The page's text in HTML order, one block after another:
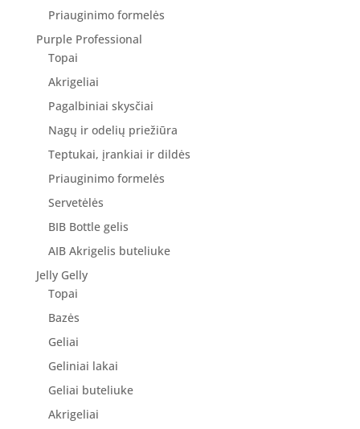
Priauginimo formelės
Purple Professional
Topai
Akrigeliai
Pagalbiniai skysčiai
Nagų ir odelių priežiūra
Teptukai, įrankiai ir dildės
Priauginimo formelės
Servetėlės
BIB Bottle gelis
AIB Akrigelis buteliuke
Jelly Gelly
Topai
Bazės
Geliai
Geliniai lakai
Geliai buteliuke
Akrigeliai